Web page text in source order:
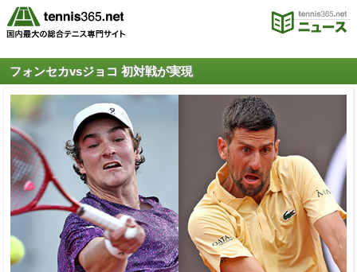
フォンセカvsジョコ 初対戦が実現